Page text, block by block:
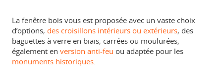
La fenêtre bois vous est proposée avec un vaste choix
d’options, des croisillons intérieurs ou extérieurs, des
baguettes à verre en biais, carrées ou moulurées,
également en version anti-feu ou adaptée pour les
monuments historiques.